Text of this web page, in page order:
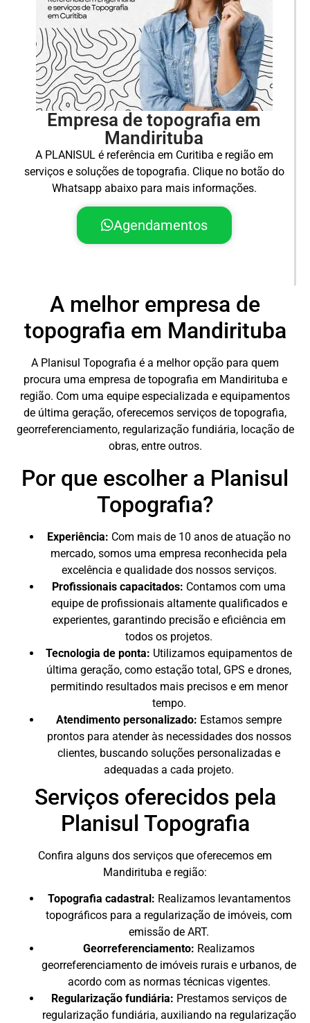
Empresa de topografia em
Mandirituba
A PLANISUL é referência em Curitiba e região em
serviços e soluções de topografia. Clique no botão do
Whatsapp abaixo para mais informações.
Agendamentos
A melhor empresa de
topografia em Mandirituba
A Planisul Topografia é a melhor opção para quem
procura uma empresa de topografia em Mandirituba e
região. Com uma equipe especializada e equipamentos
de última geração, oferecemos serviços de topografia,
georreferenciamento, regularização fundiária, locação de
obras, entre outros.
Por que escolher a Planisul
Topografia?
Experiência: Com mais de 10 anos de atuação no
mercado, somos uma empresa reconhecida pela
excelência e qualidade dos nossos serviços.
Profissionais capacitados: Contamos com uma
equipe de profissionais altamente qualificados e
experientes, garantindo precisão e eficiência em
todos os projetos.
Tecnologia de ponta: Utilizamos equipamentos de
última geração, como estação total, GPS e drones,
permitindo resultados mais precisos e em menor
tempo.
Atendimento personalizado: Estamos sempre
prontos para atender às necessidades dos nossos
clientes, buscando soluções personalizadas e
adequadas a cada projeto.
Serviços oferecidos pela
Planisul Topografia
Confira alguns dos serviços que oferecemos em
Mandirituba e região:
Topografia cadastral: Realizamos levantamentos
topográficos para a regularização de imóveis, com
emissão de ART.
Georreferenciamento: Realizamos
georreferenciamento de imóveis rurais e urbanos, de
acordo com as normas técnicas vigentes.
Regularização fundiária: Prestamos serviços de
regularização fundiária, auxiliando na regularização